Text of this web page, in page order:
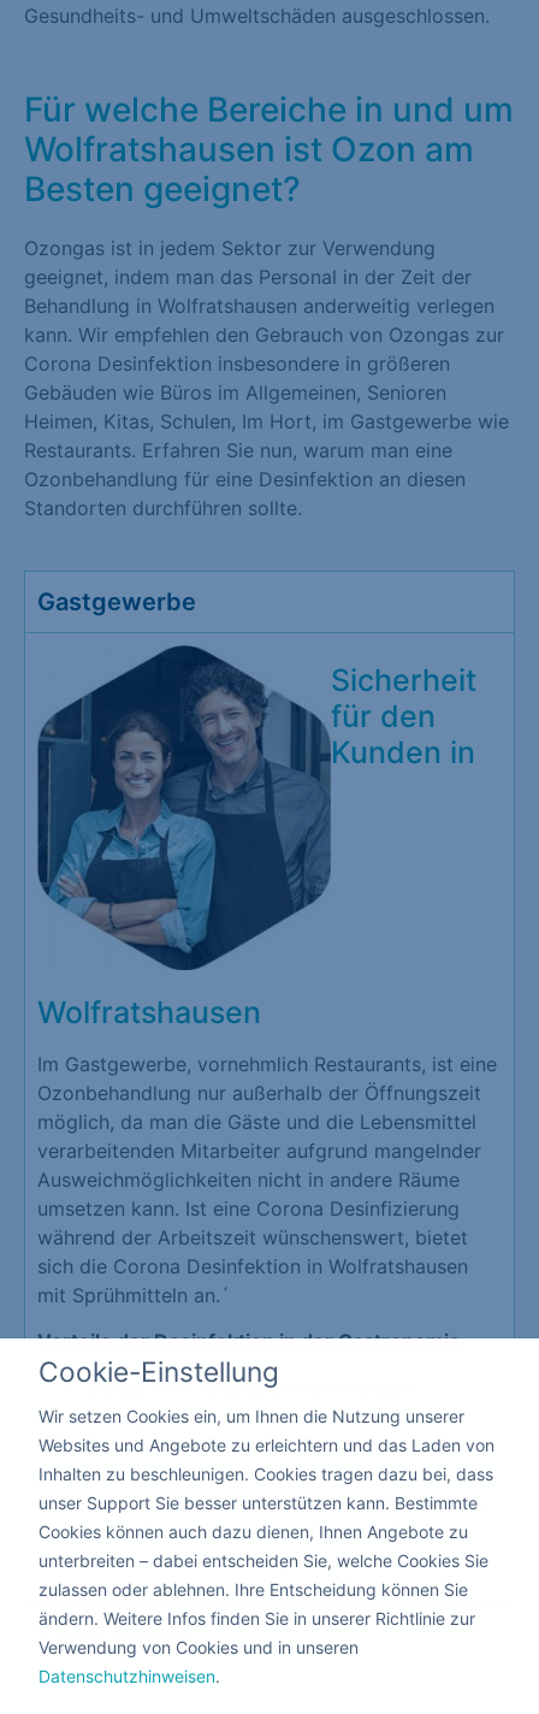
Gesundheits- und Umweltschäden ausgeschlossen.
Für welche Bereiche in und um
Wolfratshausen ist Ozon am
Besten geeignet?
Ozongas ist in jedem Sektor zur Verwendung
geeignet, indem man das Personal in der Zeit der
Behandlung in Wolfratshausen anderweitig verlegen
kann. Wir empfehlen den Gebrauch von Ozongas zur
Corona Desinfektion insbesondere in größeren
Gebäuden wie Büros im Allgemeinen, Senioren
Heimen, Kitas, Schulen, Im Hort, im Gastgewerbe wie
Restaurants. Erfahren Sie nun, warum man eine
Ozonbehandlung für eine Desinfektion an diesen
Standorten durchführen sollte.
Gastgewerbe
Sicherheit
für den
Kunden in
Wolfratshausen
Im Gastgewerbe, vornehmlich Restaurants, ist eine
Ozonbehandlung nur außerhalb der Öffnungszeit
möglich, da man die Gäste und die Lebensmittel
verarbeitenden Mitarbeiter aufgrund mangelnder
Ausweichmöglichkeiten nicht in andere Räume
umsetzen kann. Ist eine Corona Desinfizierung
während der Arbeitszeit wünschenswert, bietet
sich die Corona Desinfektion in Wolfratshausen
mit Sprühmitteln an.´
Vorteile der Desinfektion in der Gastronomie
Schutz Ihrer Mitarbeiter und Kunden
Erzeugt eine hohe Vertrauensbasis
Schützt vor der Schließung Ihrer
Gastronomie
Da hier niemand die Räume verlassen muss, kann
die Corona Desinfektion mit giftfreien flüssigen
Produkten nebenbei durchgeführt werden.
Kita & Schule
Cookie-Einstellung
Wir setzen Cookies ein, um Ihnen die Nutzung unserer
Websites und Angebote zu erleichtern und das Laden von
Inhalten zu beschleunigen. Cookies tragen dazu bei, dass
unser Support Sie besser unterstützen kann. Bestimmte
Cookies können auch dazu dienen, Ihnen Angebote zu
unterbreiten – dabei entscheiden Sie, welche Cookies Sie
zulassen oder ablehnen. Ihre Entscheidung können Sie
ändern. Weitere Infos finden Sie in unserer Richtlinie zur
Verwendung von Cookies und in unseren
Datenschutzhinweisen.